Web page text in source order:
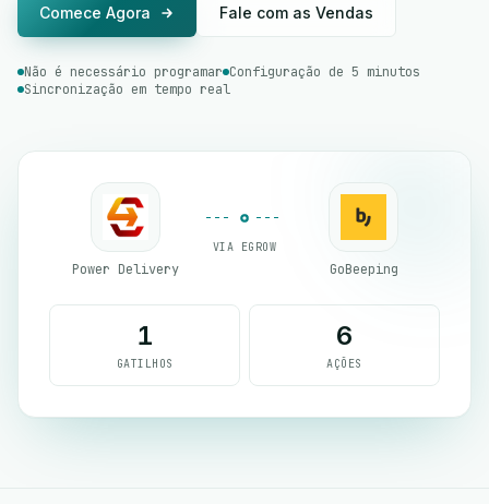
Comece Agora Fale com as Vendas
Não é necessário programar Configuração de 5 minutos
Sincronização em tempo real
Power Delivery
VIA EGROW
GoBeeping
1
GATILHOS
6
AÇÕES